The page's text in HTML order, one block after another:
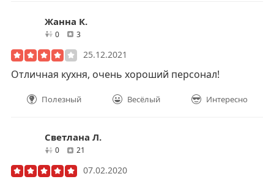
Жанна К.
0друзей
3отзывов
25.12.2021
Отличная кухня, очень хороший персонал!
Полезный Весёлый Интересно
Светлана Л.
0друзей
21
07.02.2020